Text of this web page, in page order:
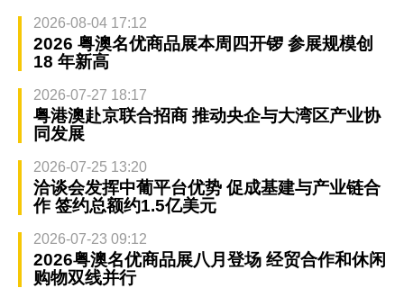
2026-08-04 17:12
2026 粤澳名优商品展本周四开锣 参展规模创
18 年新高
2026-07-27 18:17
粤港澳赴京联合招商 推动央企与大湾区产业协
同发展
2026-07-25 13:20
洽谈会发挥中葡平台优势 促成基建与产业链合
作 签约总额约1.5亿美元
2026-07-23 09:12
2026粤澳名优商品展八月登场 经贸合作和休闲
购物双线并行